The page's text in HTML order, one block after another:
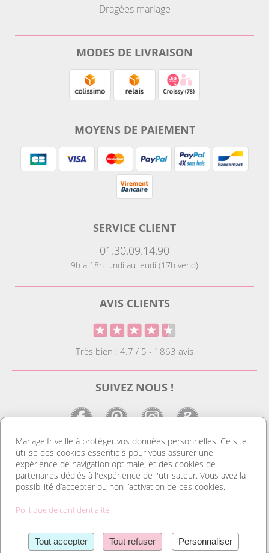
Dragées mariage
MODES DE LIVRAISON
MOYENS DE PAIEMENT
SERVICE CLIENT
01.30.09.14.90
9h à 18h lundi au jeudi (17h vend)
AVIS CLIENTS
Très bien : 4.7 / 5 - 1863 avis
SUIVEZ NOUS !
LE SITE DE LA DECO MARIAGE
Notre site est le spécialiste de la décoration mariage. Vous
trouverez des idées de déco pas cher ainsi que des housses de
marque place et de porte nom. Tout pour réussir une
également notre gamme de livres d’or, et d’urnes pas cher. Sans
Lire la suite
Mariage.fr veille à protéger vos données personnelles. Ce site
utilise des cookies essentiels pour vous assurer une
expérience de navigation optimale, et des cookies de
partenaires dédiés à l'expérience de l'utilisateur. Vous avez la
possibilité d’accepter ou non l’activation de ces cookies.
Politique de confidentialité
Tout accepter Tout refuser Personnaliser